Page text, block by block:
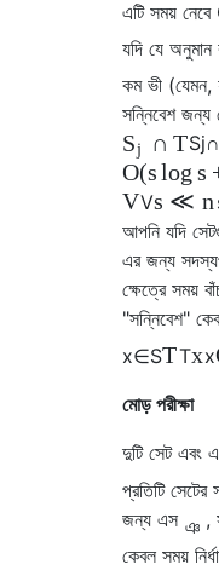
এটি সময় নেবে
যদি যে অনুমান
কম ভী (যেমন,
সন্নিবেশ জন্য
Sj ∩ TSj
O(s log s
VVs ≪ n
আপনি যদি
এরজন্য
ক্ষেত্রে সময়
"সন্নিবেশ"
x∈STTxx
মোড় পরীক্ষা
দুটি সেট এবং
প্রতিটি
জন্য এস ঞ,
কেবল সময়